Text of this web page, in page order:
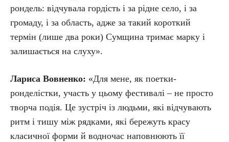
рондель: відчувала гордість і за рідне село, і за
громаду, і за область, адже за такий короткий
термін (лише два роки) Сумщина тримає марку і
залишається на слуху».
Лариса Вовненко: «Для мене, як поетки-
ронделістки, участь у цьому фестивалі – не просто
творча подія. Це зустріч із людьми, які відчувають
ритм і тишу між рядками, які бережуть красу
класичної форми й водночас наповнюють її